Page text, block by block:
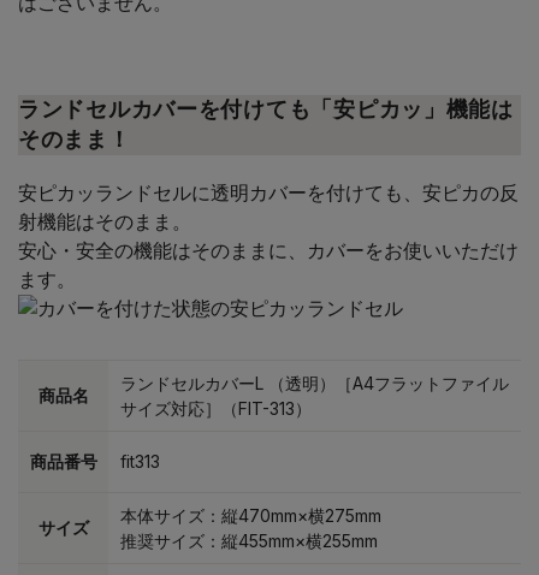
ランドセルカバーを付けても「安ピカッ」機能は
そのまま！
安ピカッランドセルに透明カバーを付けても、安ピカの反
射機能はそのまま。
安心・安全の機能はそのままに、カバーをお使いいただけ
ます。
商品名
ランドセルカバーL （透明）［A4フラットファイル
サイズ対応］（FIT-313）
商品番号 fit313
サイズ
本体サイズ：縦470mm×横275mm
推奨サイズ：縦455mm×横255mm